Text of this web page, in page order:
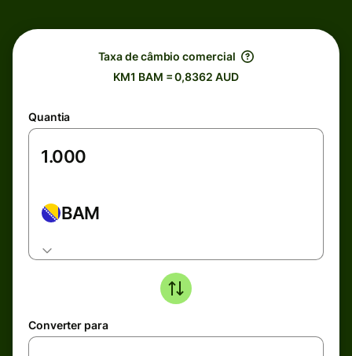
Taxa de câmbio comercial
KM1 BAM = 0,8362 AUD
Quantia
BAM
Converter para